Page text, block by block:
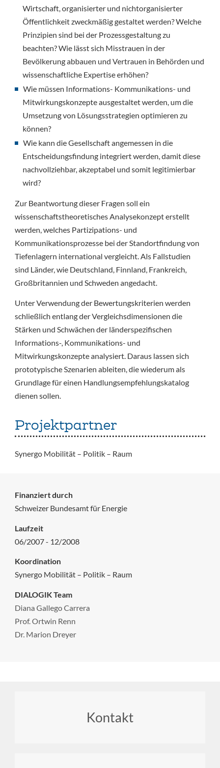
Wirtschaft, organisierter und nichtorganisierter
Öffentlichkeit zweckmäßig gestaltet werden? Welche
Prinzipien sind bei der Prozessgestaltung zu
beachten? Wie lässt sich Misstrauen in der
Bevölkerung abbauen und Vertrauen in Behörden und
wissenschaftliche Expertise erhöhen?
Wie müssen Informations- Kommunikations- und
Mitwirkungskonzepte ausgestaltet werden, um die
Umsetzung von Lösungsstrategien optimieren zu
können?
Wie kann die Gesellschaft angemessen in die
Entscheidungsfindung integriert werden, damit diese
nachvollziehbar, akzeptabel und somit legitimierbar
wird?
Zur Beantwortung dieser Fragen soll ein
wissenschaftstheoretisches Analysekonzept erstellt
werden, welches Partizipations- und
Kommunikationsprozesse bei der Standortfindung von
Tiefenlagern international vergleicht. Als Fallstudien
sind Länder, wie Deutschland, Finnland, Frankreich,
Großbritannien und Schweden angedacht.
Unter Verwendung der Bewertungskriterien werden
schließlich entlang der Vergleichsdimensionen die
Stärken und Schwächen der länderspezifischen
Informations-, Kommunikations- und
Mitwirkungskonzepte analysiert. Daraus lassen sich
prototypische Szenarien ableiten, die wiederum als
Grundlage für einen Handlungsempfehlungskatalog
dienen sollen.
Projektpartner
Synergo Mobilität – Politik – Raum
Finanziert durch
Schweizer Bundesamt für Energie
Laufzeit
06/2007 - 12/2008
Koordination
Synergo Mobilität – Politik – Raum
DIALOGIK Team
Diana Gallego Carrera
Prof. Ortwin Renn
Dr. Marion Dreyer
Kontakt